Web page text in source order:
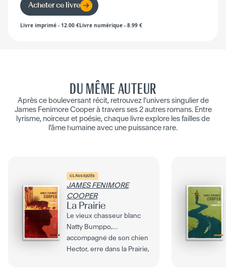
Acheter ce livre
Livre imprimé - 12.00 €Livre numérique - 8.99 €
DU MÊME AUTEUR
Après ce bouleversant récit, retrouvez l'univers singulier de
James Fenimore Cooper à travers ses 2 autres romans. Entre
lyrisme, noirceur et poésie, chaque livre explore les failles de
l'âme humaine avec une puissance rare.
CLASSIQUES
JAMES FENIMORE
COOPER
La Prairie
Le vieux chasseur blanc
Natty Bumppo,
accompagné de son chien
Hector, erre dans la Prairie,